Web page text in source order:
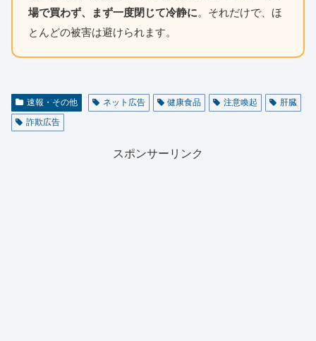
場で買わず、まず一度閉じて冷静に。それだけで、ほ
とんどの被害は避けられます。
速報・その他 ネット広告 健康食品 注意喚起
肝臓
詐欺広告
スポンサーリンク